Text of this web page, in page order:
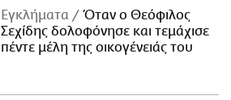
Εγκλήματα
Όταν ο Θεόφιλος
Σεχίδης δολοφόνησε και τεμάχισε
πέντε μέλη της οικογένειάς του